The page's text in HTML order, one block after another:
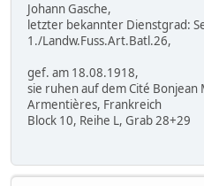
Johann Gasche,
letzter bekannter Dienstgrad:
1./Landw.Fuss.Art.Batl.26,
gef. am 18.08.1918,
sie ruhen auf dem Cité Bonjean
Armentières, Frankreich
Block 10, Reihe L, Grab 28+29